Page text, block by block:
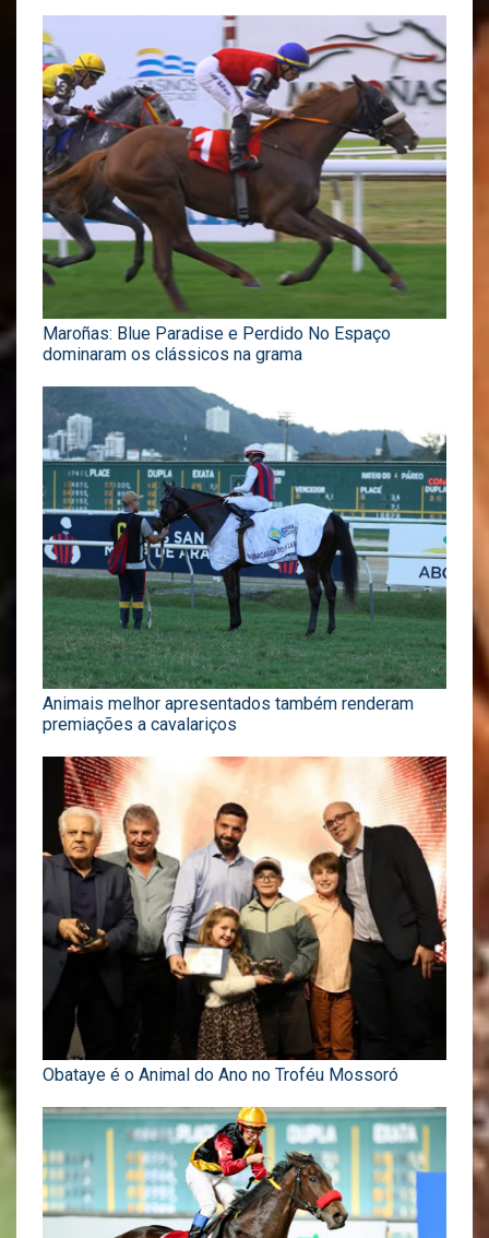
Maroñas: Blue Paradise e Perdido No Espaço
dominaram os clássicos na grama
Animais melhor apresentados também renderam
premiações a cavalariços
Obataye é o Animal do Ano no Troféu Mossoró